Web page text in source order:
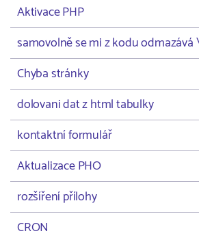
Aktivace PHP
samovolně se mi z kodu odmazává
Chyba stránky
dolovani dat z html tabulky
kontaktní formulář
Aktualizace PHO
rozšíření přílohy
CRON